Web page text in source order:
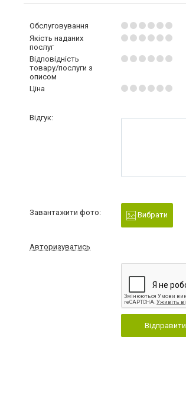
Обслуговування
Якість наданих
послуг
Відповідність
товару/послуги з
описом
Ціна
Відгук:
Завантажити фото: Вибрати
Авторизуватись
Відправити